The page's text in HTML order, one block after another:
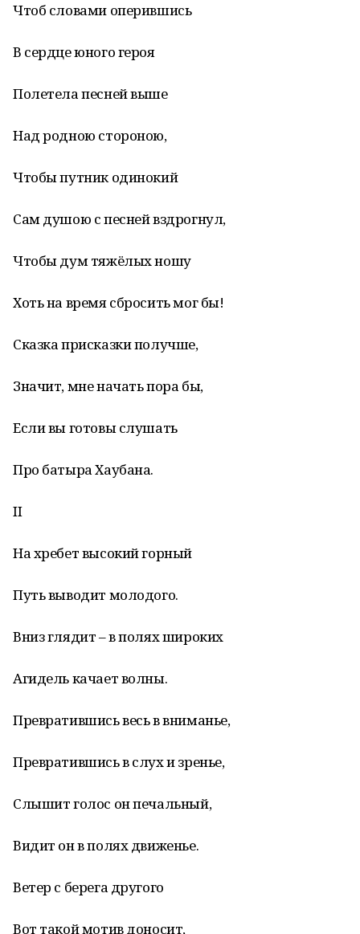
Чтоб словами оперившись
В сердце юного героя
Полетела песней выше
Над родною стороною,
Чтобы путник одинокий
Сам душою с песней вздрогнул,
Чтобы дум тяжёлых ношу
Хоть на время сбросить мог бы!
Сказка присказки получше,
Значит, мне начать пора бы,
Если вы готовы слушать
Про батыра Хаубана.
II
На хребет высокий горный
Путь выводит молодого.
Вниз глядит – в полях широких
Агидель качает волны.
Превратившись весь в вниманье,
Превратившись в слух и зренье,
Слышит голос он печальный,
Видит он в полях движенье.
Ветер с берега другого
Вот такой мотив доносит,